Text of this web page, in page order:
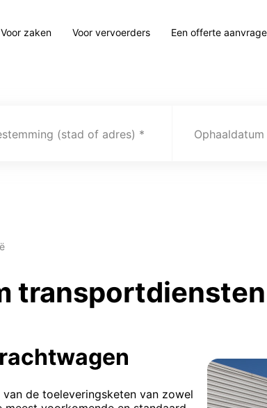
Voor zaken Voor vervoerders Een offerte
(stad of adres) Ophaaldatum
de toeleveringsketen van zowel